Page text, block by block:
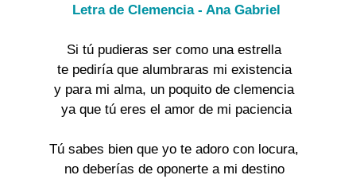
Letra de Clemencia - Ana Gabriel
Si tú pudieras ser como una estrella
te pediría que alumbraras mi existencia
y para mi alma, un poquito de clemencia
ya que tú eres el amor de mi paciencia
Tú sabes bien que yo te adoro con locura,
no deberías de oponerte a mi destino